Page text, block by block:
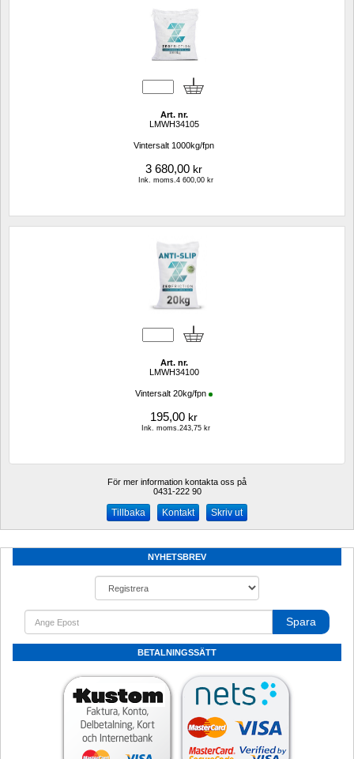
Art. nr.
LMWH34105
Vintersalt 1000kg/fpn
3 680,00 kr
Ink. moms.4 600,00 kr
Art. nr.
LMWH34100
Vintersalt 20kg/fpn
195,00 kr
Ink. moms.243,75 kr
För mer information kontakta oss på
0431-222 90
Kontakt Skriv ut
NYHETSBREV
Spara
BETALNINGSSÄTT